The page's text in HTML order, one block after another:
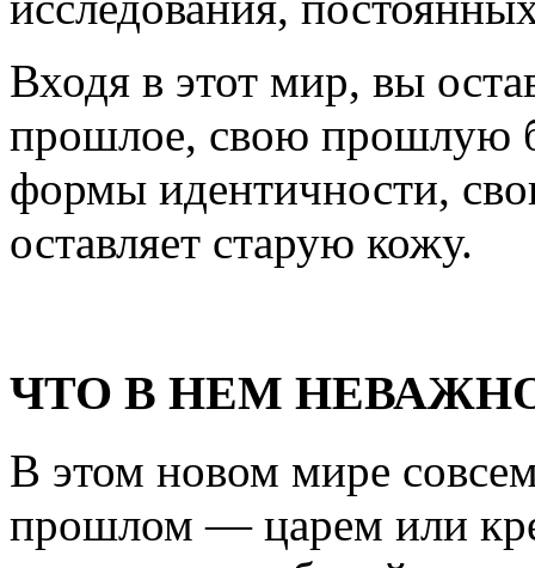
Входя в этот мир, вы
прошлое, свою прошлую
формы идентичности,
оставляет старую кожу.
ЧТО В НЕМ
В этом новом мире
прошлом — царем или